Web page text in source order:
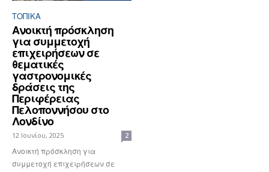
ΤΟΠΙΚΑ
Ανοικτή πρόσκληση
για συμμετοχή
επιχειρήσεων σε
θεματικές
γαστρονομικές
δράσεις της
Περιφέρειας
Πελοποννήσου στο
Λονδίνο
12 Ιουνίου, 2025 2
Ανοικτή πρόσκληση για
συμμετοχή επιχειρήσεων σε